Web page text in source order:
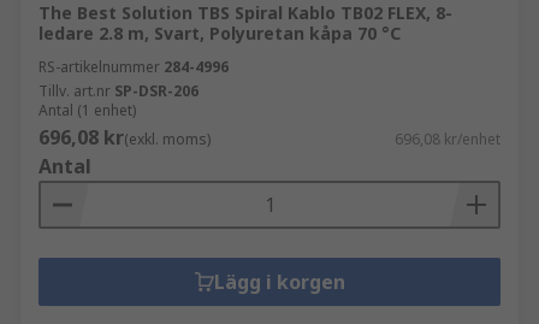
The Best Solution TBS Spiral Kablo TB02 FLEX, 8-
ledare 2.8 m, Svart, Polyuretan kåpa 70 °C
RS-artikelnummer 284-4996
Tillv. art.nr SP-DSR-206
Antal (1 enhet)
696,08 kr(exkl. moms) 696,08 kr/enhet
Antal
Lägg i korgen